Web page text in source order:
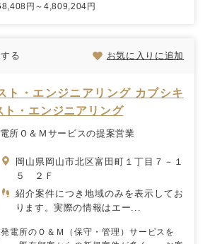
円～4,809,204円
る お気に入りに追加
・エンジニアリング カブシキ
・エンジニアリング
所Ｏ＆Ｍサービスの提案営業
岡山県岡山市北区富田町１丁目７－１
５ ２Ｆ
紹介案件につき地域のみを表示してお
ります。実際の情報はエー...
電所のＯ＆Ｍ（保守・管理）サービスを